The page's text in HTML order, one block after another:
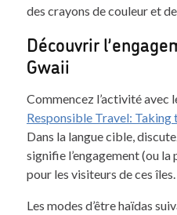
des crayons de couleur et
Découvrir
Gwaii
Commencez l’activité avec
Responsible Travel:
Dans la langue cible,
signifie l’engagement (ou
pour les visiteurs de ces îles.
Les modes d’être haïdas